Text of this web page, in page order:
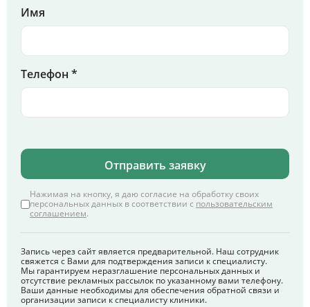
Имя
Телефон *
Отправить заявку
Нажимая на кнопку, я даю согласие на обработку своих
персональных данных в соответствии с пользовательским
соглашением.
Запись через сайт является предварительной. Наш сотрудник
свяжется с Вами для подтверждения записи к специалисту.
Мы гарантируем неразглашение персональных данных и
отсутствие рекламных рассылок по указанному вами телефону.
Ваши данные необходимы для обеспечения обратной связи и
организации записи к специалисту клиники.